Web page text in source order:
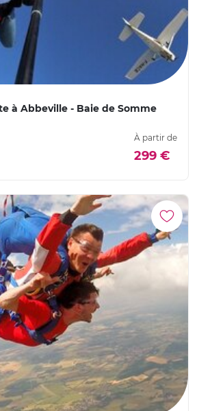
à Abbeville - Baie de Somme
À partir de
299 €